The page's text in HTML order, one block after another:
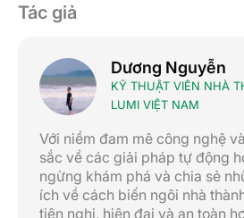
Tác giả
Dương Nguyễn
KỸ THUẬT VIÊN NHÀ
LUMI VIỆT NAM
Với niềm đam mê công nghệ
sắc về các giải pháp tự động
ngừng khám phá và chia sẻ
ích về cách biến ngôi nhà
tiện nghi, hiện đại và an toàn